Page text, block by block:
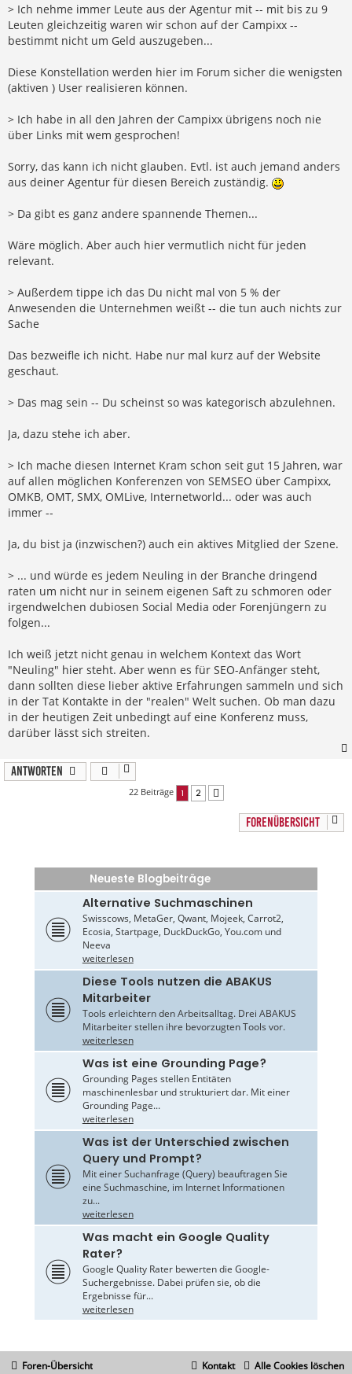
> Ich nehme immer Leute aus der Agentur mit -- mit bis zu 9
Leuten gleichzeitig waren wir schon auf der Campixx --
bestimmt nicht um Geld auszugeben...
Diese Konstellation werden hier im Forum sicher die wenigsten
(aktiven ) User realisieren können.
> Ich habe in all den Jahren der Campixx übrigens noch nie
über Links mit wem gesprochen!
Sorry, das kann ich nicht glauben. Evtl. ist auch jemand anders
aus deiner Agentur für diesen Bereich zuständig.
> Da gibt es ganz andere spannende Themen...
Wäre möglich. Aber auch hier vermutlich nicht für jeden
relevant.
> Außerdem tippe ich das Du nicht mal von 5 % der
Anwesenden die Unternehmen weißt -- die tun auch nichts zur
Sache
Das bezweifle ich nicht. Habe nur mal kurz auf der Website
geschaut.
> Das mag sein -- Du scheinst so was kategorisch abzulehnen.
Ja, dazu stehe ich aber.
> Ich mache diesen Internet Kram schon seit gut 15 Jahren, war
auf allen möglichen Konferenzen von SEMSEO über Campixx,
OMKB, OMT, SMX, OMLive, Internetworld... oder was auch
immer --
Ja, du bist ja (inzwischen?) auch ein aktives Mitglied der Szene.
> ... und würde es jedem Neuling in der Branche dringend
raten um nicht nur in seinem eigenen Saft zu schmoren oder
irgendwelchen dubiosen Social Media oder Forenjüngern zu
folgen...
Ich weiß jetzt nicht genau in welchem Kontext das Wort
"Neuling" hier steht. Aber wenn es für SEO-Anfänger steht,
dann sollten diese lieber aktive Erfahrungen sammeln und sich
in der Tat Kontakte in der "realen" Welt suchen. Ob man dazu
in der heutigen Zeit unbedingt auf eine Konferenz muss,
darüber lässt sich streiten.
Antworten
22 Beiträge 1 2
FORENÜBERSICHT
Neueste Blogbeiträge
Alternative Suchmaschinen
Swisscows, MetaGer, Qwant, Mojeek, Carrot2,
Ecosia, Startpage, DuckDuckGo, You.com und
Neeva
weiterlesen
Diese Tools nutzen die ABAKUS
Mitarbeiter
Tools erleichtern den Arbeitsalltag. Drei ABAKUS
Mitarbeiter stellen ihre bevorzugten Tools vor.
weiterlesen
Was ist eine Grounding Page?
Grounding Pages stellen Entitäten
maschinenlesbar und strukturiert dar. Mit einer
Grounding Page...
weiterlesen
Was ist der Unterschied zwischen
Query und Prompt?
Mit einer Suchanfrage (Query) beauftragen Sie
eine Suchmaschine, im Internet Informationen
zu...
weiterlesen
Was macht ein Google Quality
Rater?
Google Quality Rater bewerten die Google-
Suchergebnisse. Dabei prüfen sie, ob die
Ergebnisse für...
weiterlesen
Foren-Übersicht Alle Cookies löschen
Kontakt